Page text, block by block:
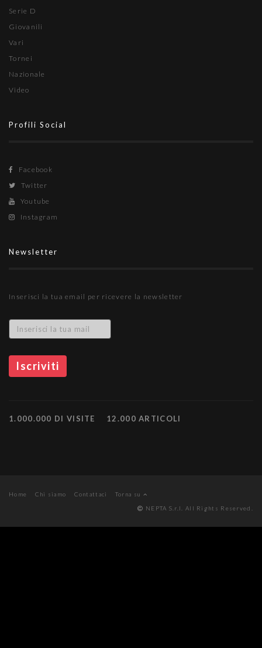
Serie D
Giovanili
Vari
Tornei
Nazionale
Video
Profili Social
Facebook
Twitter
Youtube
Instagram
Newsletter
Inserisci la tua email per ricevere la newsletter
1.000.000 DI VISITE 12.000 ARTICOLI
Home Chi siamo Contattaci
Torna su
NEPTA S.r.l. All Rights Reserved.